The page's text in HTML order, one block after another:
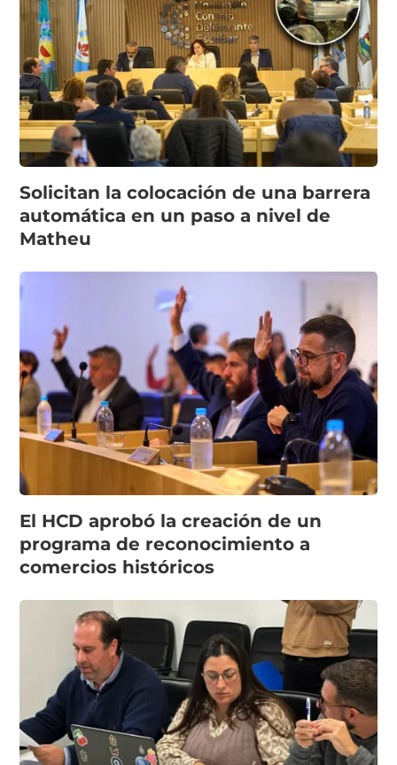
Solicitan la colocación de una barrera
automática en un paso a nivel de
Matheu
El HCD aprobó la creación de un
programa de reconocimiento a
comercios históricos